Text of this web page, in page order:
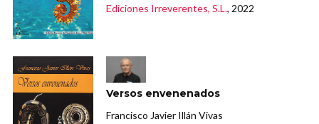
Ediciones Irreverentes, S.L., 2022
Versos envenenados
Francisco Javier Illán Vivas